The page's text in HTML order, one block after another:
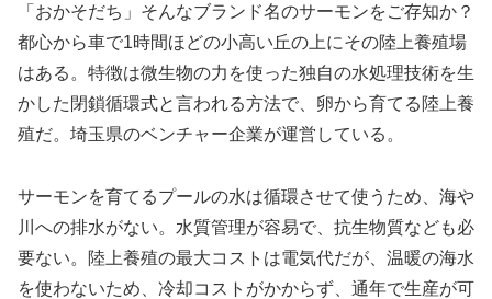
「おかそだち」そんなブランド名のサーモンをご存知か？
都心から車で1時間ほどの小高い丘の上にその陸上養殖場
はある。特徴は微生物の力を使った独自の水処理技術を生
かした閉鎖循環式と言われる方法で、卵から育てる陸上養
殖だ。埼玉県のベンチャー企業が運営している。
サーモンを育てるプールの水は循環させて使うため、海や
川への排水がない。水質管理が容易で、抗生物質なども必
要ない。陸上養殖の最大コストは電気代だが、温暖の海水
を使わないため、冷却コストがかからず、通年で生産が可